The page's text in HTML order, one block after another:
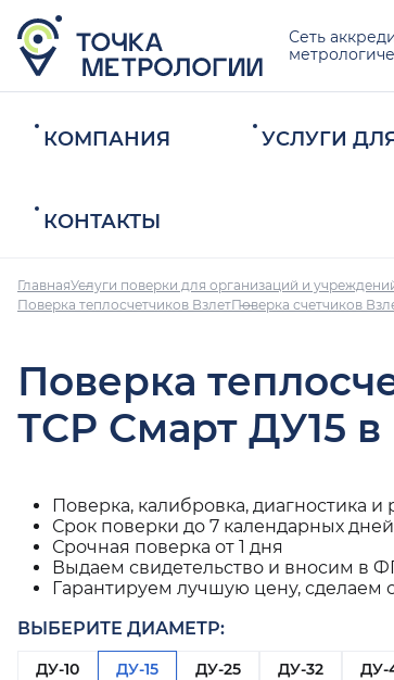
Сеть
КОМПАНИЯ УСЛУГИ
КОНТАКТЫ
ГлавнаяУслуги поверки для организаций и
Поверка теплосчетчиков ВзлетПоверка счетчиков
Поверка
ТСР Смарт ДУ15
Поверка, калибровка, диагностика и
Срок поверки до 7 календарных дней
Срочная поверка от 1 дня
Выдаем свидетельство и вносим в
Гарантируем лучшую цену, сделаем
ВЫБЕРИТЕ ДИАМЕТР:
ДУ-10 ДУ-15 ДУ-25 ДУ-32 ДУ-